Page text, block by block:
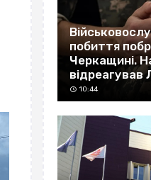
побиття
Черкащині.
відреагував
10:44